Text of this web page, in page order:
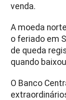
venda.
A moeda
o feriado em
de queda
quando
O Banco